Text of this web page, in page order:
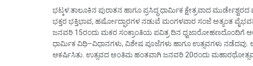
ಭಟ್ಕಳ:ತಾಲೂಕಿನ ಪುರಾತನ ಹಾಗೂ ಪ್ರಸಿದ್ಧ ಧಾರ್ಮಿಕ ಕ್ಷೇತ್ರವಾದ
ಭಕ್ತರ ಭಕ್ತಿಭಾವ, ಹರ್ಷೋದ್ಘಾರಗಳ ನಡುವೆ ಮಂಗಳವಾರ ಸಂಜೆ ಅತ್ಯಂತ
ಜನವರಿ 15ರಂದು ಮಕರ ಸಂಕ್ರಾಂತಿಯ ಪವಿತ್ರ ದಿನ ಧ್ವಜಾರೋಹಣದೊಂದಿಗೆ
ಧಾರ್ಮಿಕ ವಿಧಿ–ವಿಧಾನಗಳು, ವಿಶೇಷ ಪೂಜೆಗಳು ಹಾಗೂ ಉತ್ಸವಗಳು ನಡೆದವು.
ಆಕರ್ಷಿಸಿತು. ಉತ್ಸವದ ಅಂತಿಮ ಹಂತವಾಗಿ ಜನವರಿ 20ರಂದು ಮಹಾರಥೋತ್ಸವ